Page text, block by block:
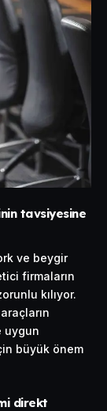
tavsiyesine
ve beygir
firmaların
kılıyor.
uygun
büyük önem
direkt